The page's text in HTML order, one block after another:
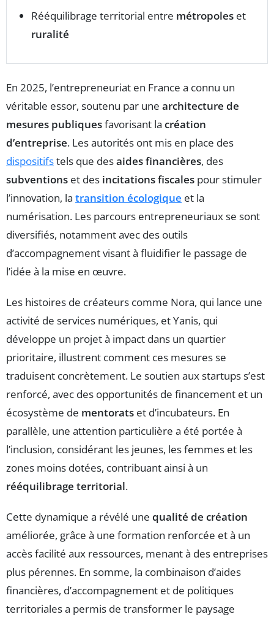
Rééquilibrage territorial entre métropoles et
ruralité
En 2025, l’entrepreneuriat en France a connu un
véritable essor, soutenu par une architecture de
mesures publiquesfavorisant la création
d’entreprise. Les autorités ont mis en place des
dispositifstels que desaides financières, des
subventions et des incitations fiscales pour stimuler
l’innovation, la transition écologique et la
numérisation. Les parcours entrepreneuriaux se sont
diversifiés, notamment avec des outils
d’accompagnement visant à fluidifier le passage de
l’idée à la mise en œuvre.
Les histoires de créateurs comme Nora, qui lance une
activité de services numériques, et Yanis, qui
développe un projet à impact dans un quartier
prioritaire, illustrent comment ces mesures se
traduisent concrètement. Le soutien aux startups s’est
renforcé, avec des opportunités de financement et un
écosystème de mentorats et d’incubateurs. En
parallèle, une attention particulière a été portée à
l’inclusion, considérant les jeunes, les femmes et les
zones moins dotées, contribuant ainsi à un
rééquilibrage territorial.
Cette dynamique a révélé une qualité de création
améliorée, grâce à une formation renforcée et à un
accès facilité aux ressources, menant à des entreprises
plus pérennes. En somme, la combinaison d’aides
financières, d’accompagnement et de politiques
territoriales a permis de transformer le paysage